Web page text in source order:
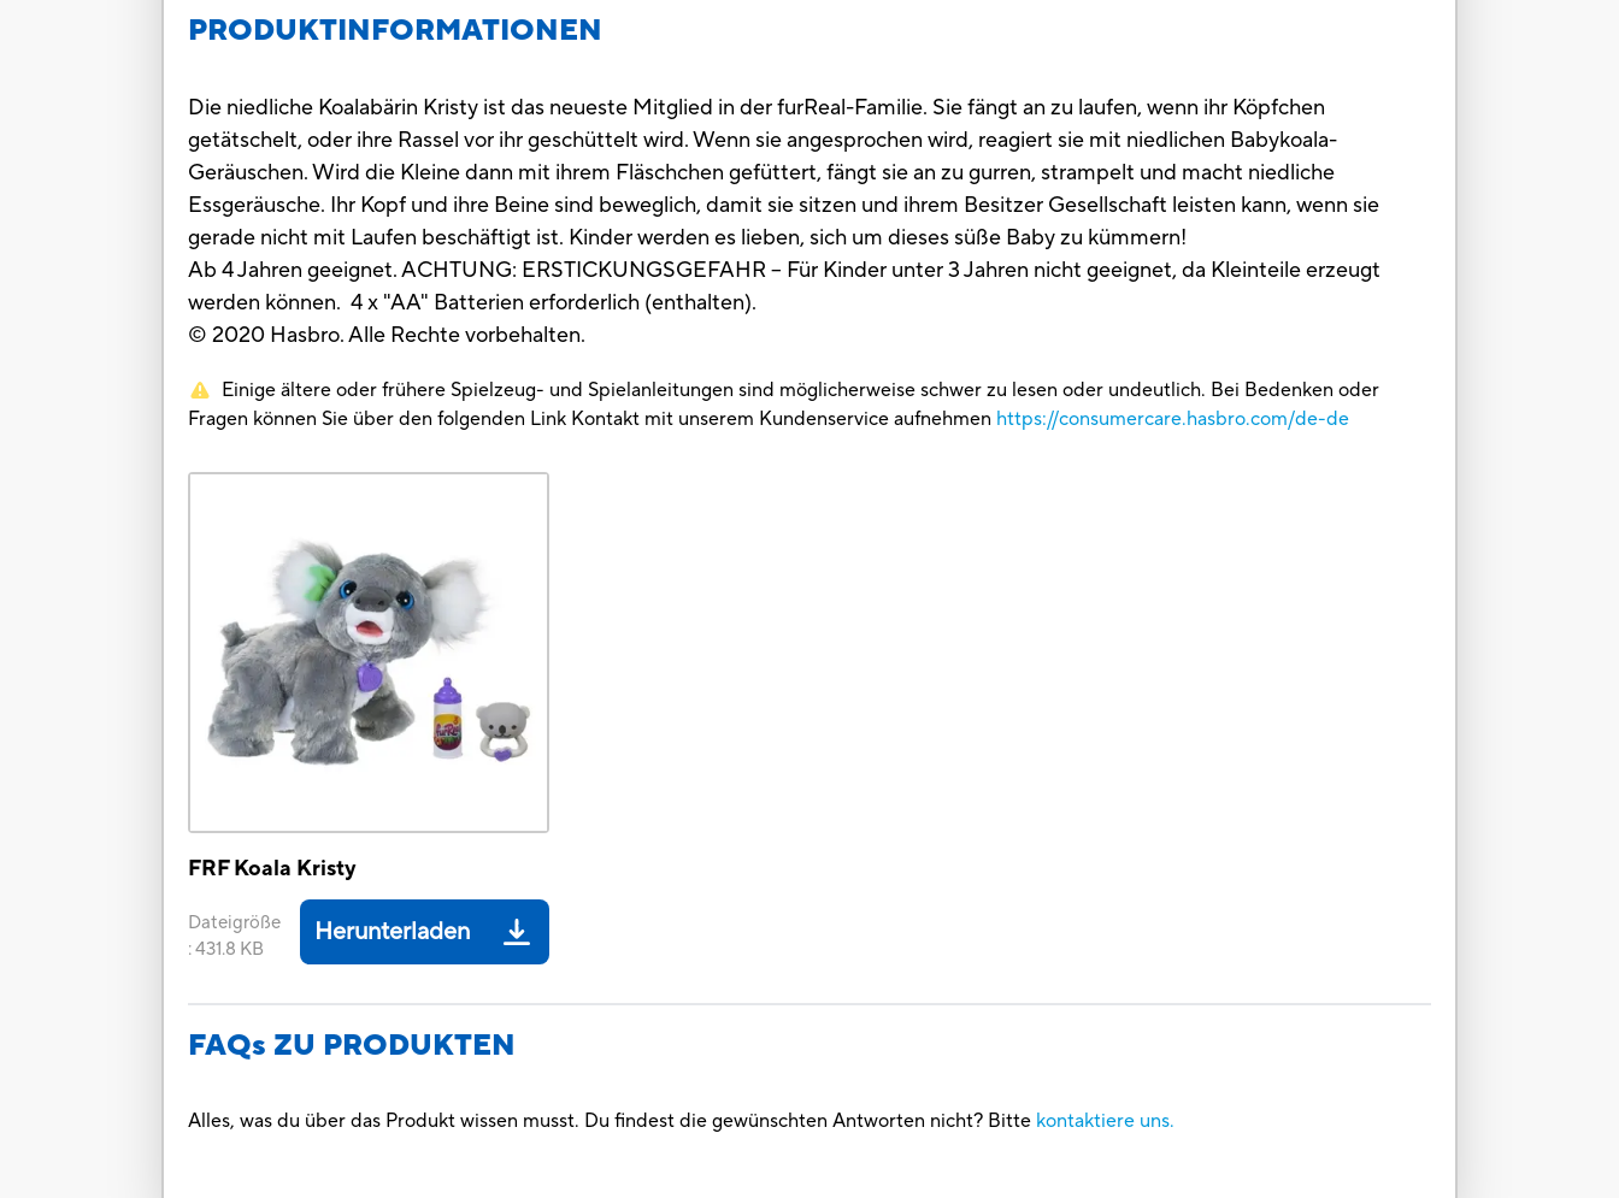
PRODUKTINFORMATIONEN
Die niedliche Koalabärin Kristy ist das neueste Mitglied in der furReal-Familie. Sie fängt an zu laufen, wenn ihr Köpfchen
getätschelt, oder ihre Rassel vor ihr geschüttelt wird. Wenn sie angesprochen wird, reagiert sie mit niedlichen Babykoala-
Geräuschen. Wird die Kleine dann mit ihrem Fläschchen gefüttert, fängt sie an zu gurren, strampelt und macht niedliche
Essgeräusche. Ihr Kopf und ihre Beine sind beweglich, damit sie sitzen und ihrem Besitzer Gesellschaft leisten kann, wenn sie
gerade nicht mit Laufen beschäftigt ist. Kinder werden es lieben, sich um dieses süße Baby zu kümmern!
Ab 4 Jahren geeignet. ACHTUNG: ERSTICKUNGSGEFAHR – Für Kinder unter 3 Jahren nicht geeignet, da Kleinteile erzeugt
werden können. 4 x "AA" Batterien erforderlich (enthalten).
© 2020 Hasbro. Alle Rechte vorbehalten.
Einige ältere oder frühere Spielzeug- und Spielanleitungen sind möglicherweise schwer zu lesen oder undeutlich. Bei Bedenken oder
Fragen können Sie über den folgenden Link Kontakt mit unserem Kundenservice aufnehmen https://consumercare.hasbro.com/de-de
FRF Koala Kristy
Dateigröße
:431.8 KB
Herunterladen
FAQs ZU PRODUKTEN
Alles, was du über das Produkt wissen musst. Du findest die gewünschten Antworten nicht? Bitte kontaktiere uns.